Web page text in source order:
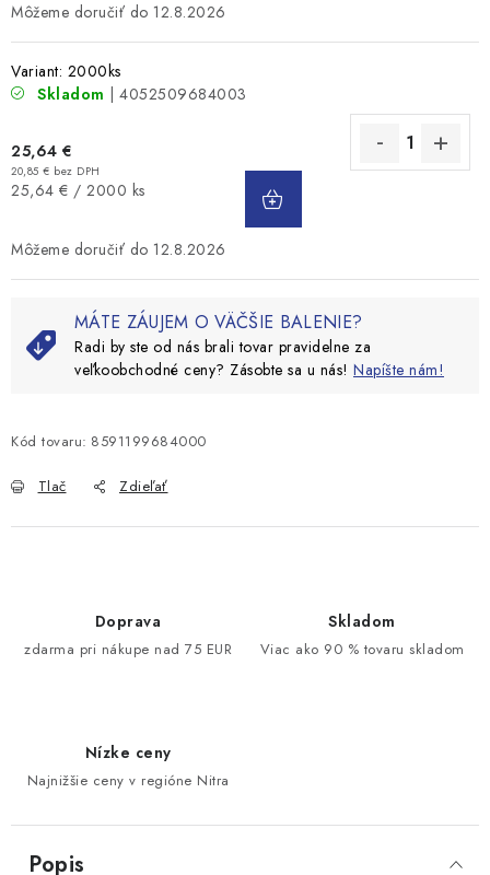
12.8.2026
Variant: 2000ks
Skladom
| 4052509684003
25,64 €
20,85 € bez DPH
Jednotková
25,64 € / 2000 ks
12.8.2026
MÁTE ZÁUJEM O VÄČŠIE BALENIE?
Radi by ste od nás brali tovar pravidelne za
veľkoobchodné ceny? Zásobte sa u nás! Napíšte nám!
Kód tovaru: 8591199684000
Tlač Zdieľať
Doprava
zdarma pri nákupe nad 75 EUR
Skladom
Viac ako 90 % tovaru skladom
Nízke ceny
Najnižšie ceny v regióne Nitra
Popis